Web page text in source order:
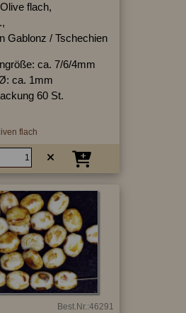
flach,
Gablonz / Tschechien
ca. 7/6/4mm
ca. 1mm
60 St.
flach
Best.Nr.:46291